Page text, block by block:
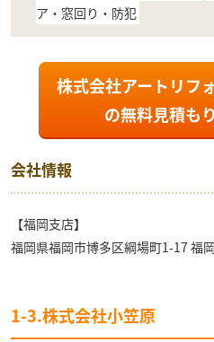
ア・窓回り・防犯
株式会社アートリフ
の無料見積もり
会社情報
【福岡支店】
福岡県福岡市博多区綱場町1-17 福
1-3.株式会社小笠原